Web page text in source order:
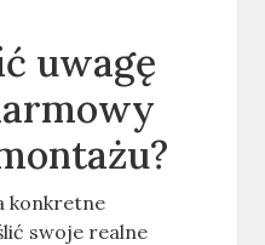
uwagę
konkretne
swoje realne